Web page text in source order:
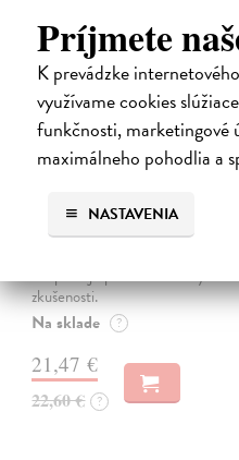
Príjmete
K prevádzke
využívame cookies
funkčnosti, marketingové
maximálneho pohodlia a
NASTAVENIA
Sám sebou
Seth Anil| Kniha
zkušenosti.
Na sklade ?
21,47 €
22,60 € ?